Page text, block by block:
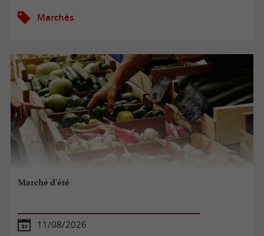
Marchés
Marché d'été
11/08/2026